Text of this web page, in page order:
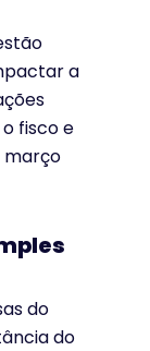
a
fisco e
março
do
do